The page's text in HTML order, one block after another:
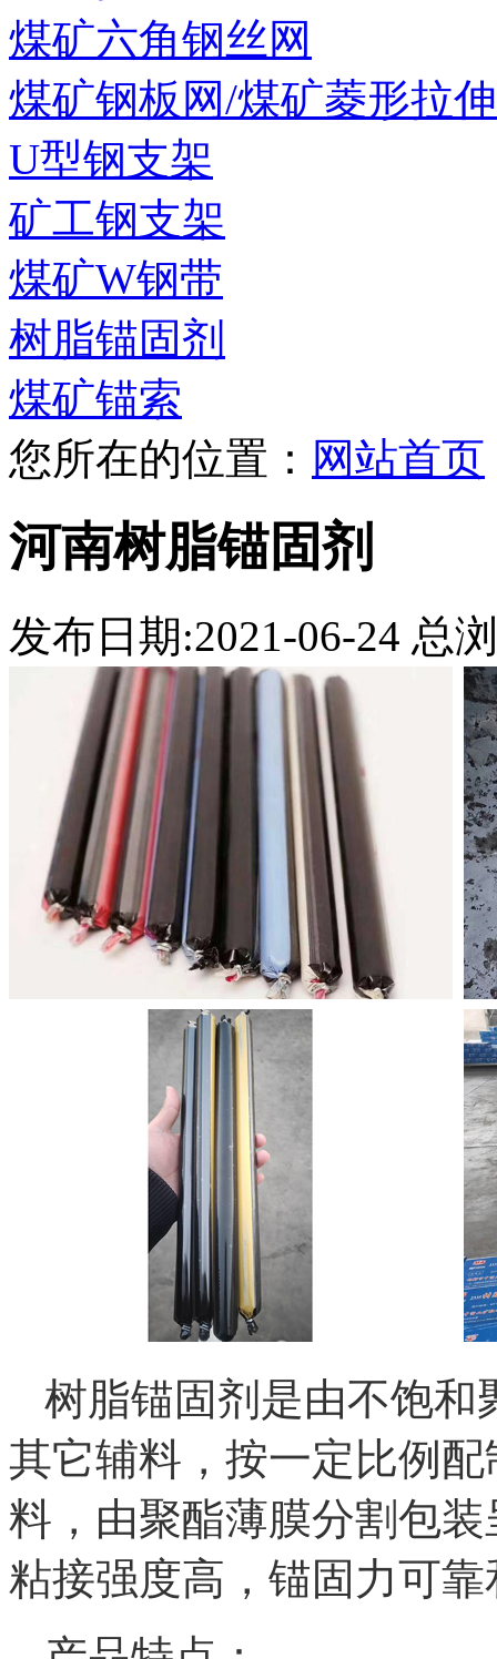
煤矿六角钢丝网
煤矿钢板网/煤矿菱形拉
U型钢支架
矿工钢支架
煤矿W钢带
树脂锚固剂
煤矿锚索
您所在的位置： 网站首页
河南树脂锚固剂
发布日期:2021-06-24 总
树脂锚固剂是由不饱和
其它辅料，按一定比例
料，由聚酯薄膜分割包
粘接强度高，锚固力可